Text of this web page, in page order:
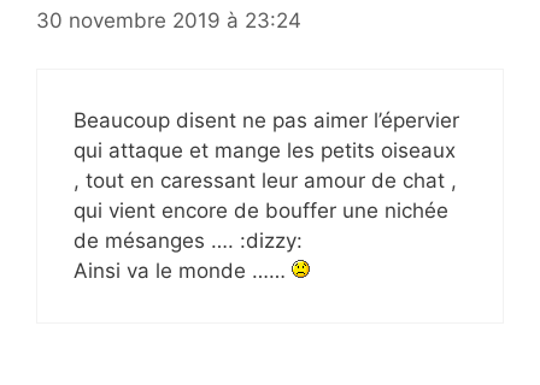
30 novembre 2019 à 23:24
Beaucoup disent ne pas aimer l’épervier
qui attaque et mange les petits oiseaux
, tout en caressant leur amour de chat ,
qui vient encore de bouffer une nichée
de mésanges …. :dizzy:
Ainsi va le monde ……